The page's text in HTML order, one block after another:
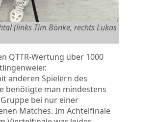
(links Tim Bönke, rechts Lukas
QTTR-Wertung über 1000
anderen Spielern des
benötigte man mindestens
bei nur einer
Matches. Im Achtelfinale